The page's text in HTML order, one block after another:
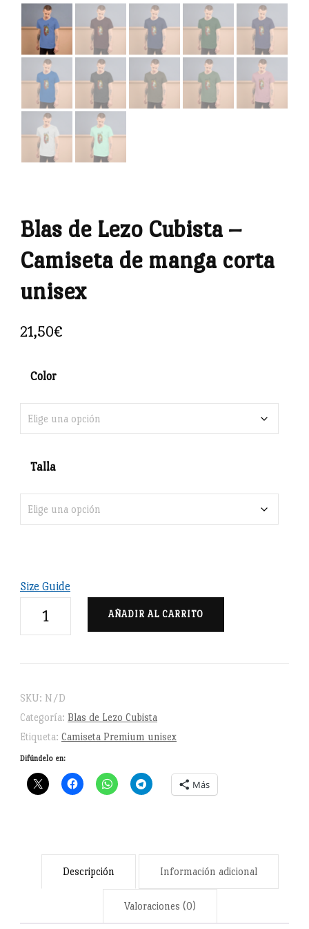
Blas de Lezo Cubista –
Camiseta de manga corta
unisex
21,50€
Color
Talla
Size Guide
-
Camiseta
de
manga
corta
AÑADIR AL CARRITO
SKU: N/D
Categoría: Blas de Lezo Cubista
Etiqueta: Camiseta Premium unisex
Difúndelo en:
Más
Descripción Información adicional
Valoraciones (0)